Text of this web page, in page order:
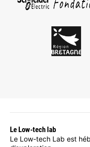
Le Low-tech lab
Le Low-tech Lab est